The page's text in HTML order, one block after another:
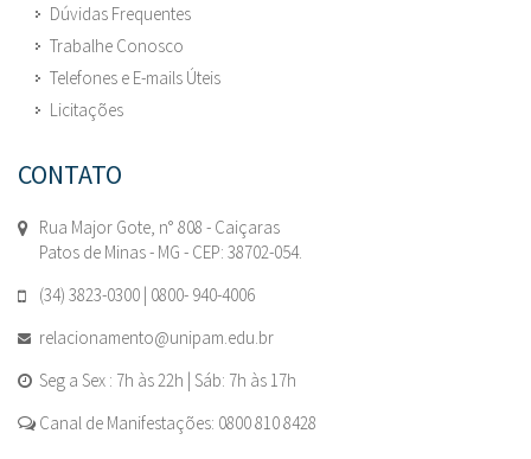
Dúvidas Frequentes
Trabalhe Conosco
Telefones e E-mails Úteis
Licitações
CONTATO
Rua Major Gote, n° 808 - Caiçaras
Patos de Minas - MG - CEP: 38702-054.
(34) 3823-0300 | 0800- 940-4006
relacionamento@unipam.edu.br
Seg a Sex : 7h às 22h | Sáb: 7h às 17h
Canal de Manifestações: 0800 810 8428